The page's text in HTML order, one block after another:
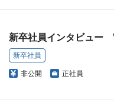
新卒社員インタビュー
新卒社員
非公開 正社員